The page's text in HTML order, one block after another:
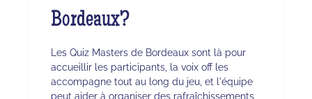
Bordeaux?
Les Quiz Masters de Bordeaux sont là pour
accueillir les participants, la voix off les
accompagne tout au long du jeu, et l'équipe
peut aider à organiser des rafraîchissements